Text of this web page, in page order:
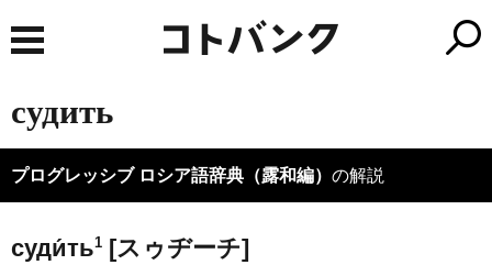
судить
プログレッシブ ロシア語辞典（露和編） の解説
суди́ть1 [スゥヂーチ]